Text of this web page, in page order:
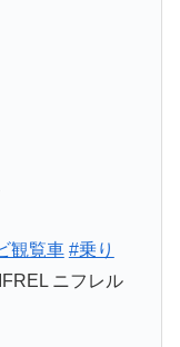
観覧車 #乗り
ニフレル